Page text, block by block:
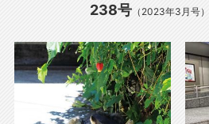
238号（2023年3月号）